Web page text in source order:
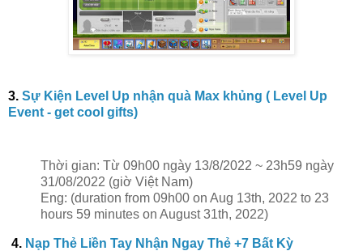
3. Sự Kiện Level Up nhận quà Max khủng ( Level Up
Event - get cool gifts)
Thời gian: Từ 09h00 ngày 13/8/2022 ~ 23h59 ngày
31/08/2022 (giờ Việt Nam)
Eng: (duration from 09h00 on Aug 13th, 2022 to 23
hours 59 minutes on August 31th, 2022)
4. Nạp Thẻ Liền Tay Nhận Ngay Thẻ +7 Bất Kỳ